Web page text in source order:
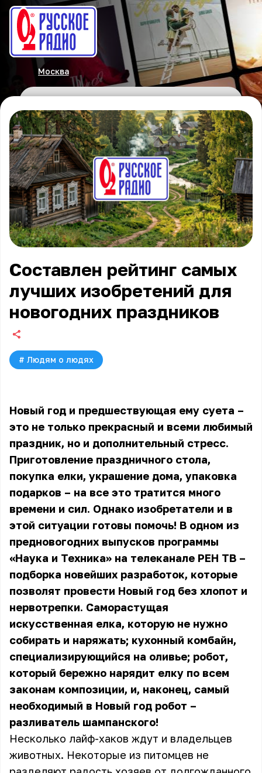
Москва
Составлен рейтинг самых
лучших изобретений для
новогодних праздников
# Людям о людях
Новый год и предшествующая ему суета –
это не только прекрасный и всеми любимый
праздник, но и дополнительный стресс.
Приготовление праздничного стола,
покупка елки, украшение дома, упаковка
подарков – на все это тратится много
времени и сил. Однако изобретатели и в
этой ситуации готовы помочь! В одном из
предновогодних выпусков программы
«Наука и Техника» на телеканале РЕН ТВ –
подборка новейших разработок, которые
позволят провести Новый год без хлопот и
нервотрепки. Саморастущая
искусственная елка, которую не нужно
собирать и наряжать; кухонный комбайн,
специализирующийся на оливье; робот,
который бережно нарядит елку по всем
законам композиции, и, наконец, самый
необходимый в Новый год робот –
разливатель шампанского!
Несколько лайф-хаков ждут и владельцев
животных. Некоторые из питомцев не